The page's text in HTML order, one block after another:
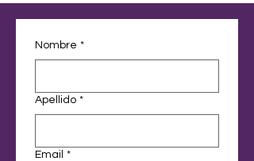
Nombre *
Apellido *
Email *